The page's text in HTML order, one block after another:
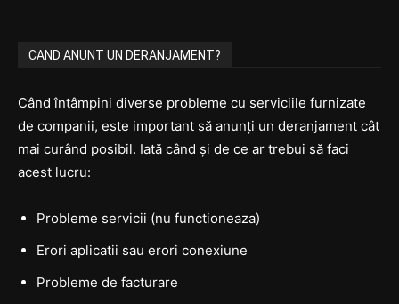
CAND ANUNT UN DERANJAMENT?
Când întâmpini diverse probleme cu serviciile furnizate
de companii, este important să anunți un deranjament cât
mai curând posibil. Iată când și de ce ar trebui să faci
acest lucru:
Probleme servicii (nu functioneaza)
Erori aplicatii sau erori conexiune
Probleme de facturare